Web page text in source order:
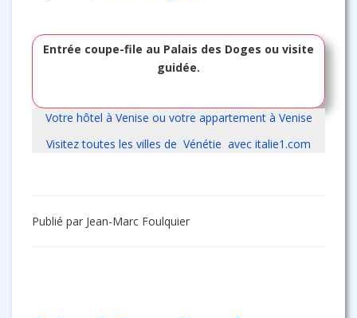
Entrée coupe-file au Palais des Doges ou visite
guidée.
Votre hôtel à Venise ou votre appartement à Venise
Visitez toutes les villes de Vénétie avec italie1.com
Publié par Jean-Marc Foulquier